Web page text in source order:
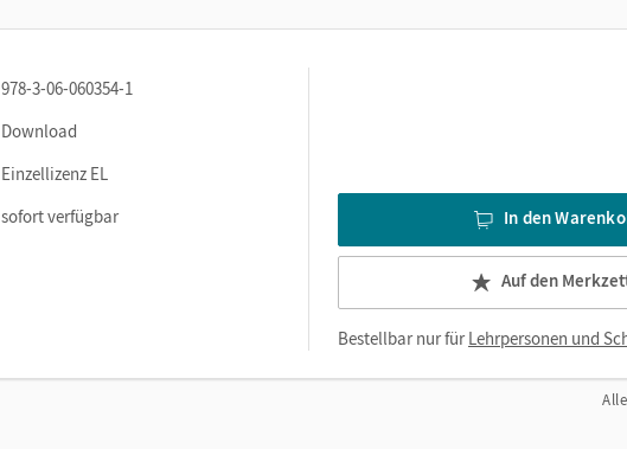
978-3-06-060354-1
Download
Einzellizenz EL
sofort verfügbar In den
Auf den
Bestellbar nur fürLehrpersonen und